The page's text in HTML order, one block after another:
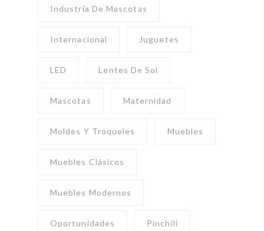
Industria De Mascotas
Internacional Juguetes
LED Lentes De Sol
Mascotas Maternidad
Moldes Y Troqueles Muebles
Muebles Clásicos
Muebles Modernos
Oportunidades Pinchili